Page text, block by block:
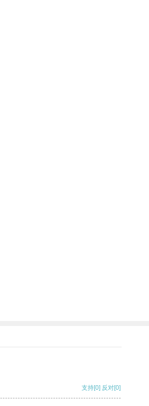
支持[0] 反对[0]